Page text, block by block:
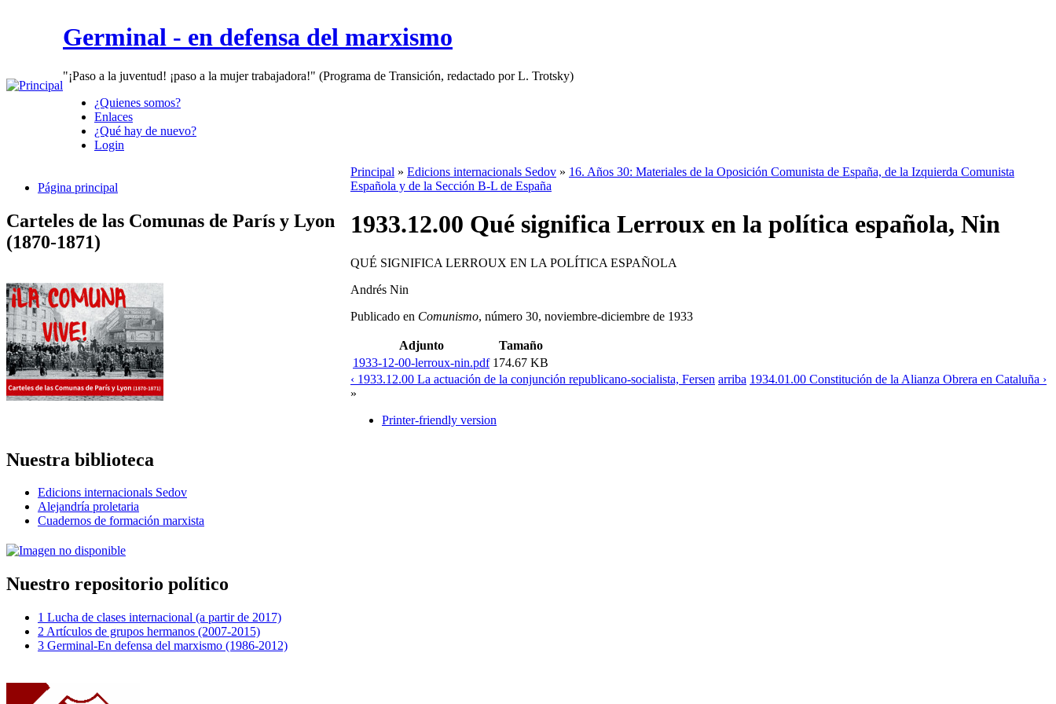
Germinal - en defensa del marxismo
"¡Paso a la juventud! ¡paso a la mujer trabajadora!" (Programa de Transición, redactado por L. Trotsky)
¿Quienes somos?
Enlaces
¿Qué hay de nuevo?
Login
Página principal
Carteles de las Comunas de París y Lyon
(1870-1871)
Nuestra biblioteca
Edicions internacionals Sedov
Alejandría proletaria
Cuadernos de formación marxista
Nuestro repositorio político
1 Lucha de clases internacional (a partir de 2017)
2 Artículos de grupos hermanos (2007-2015)
3 Germinal-En defensa del marxismo (1986-2012)
Principal » Edicions internacionals Sedov » 16. Años 30: Materiales de la Oposición Comunista de España, de la Izquierda Comunista
Española y de la Sección B-L de España
1933.12.00 Qué significa Lerroux en la política española, Nin
QUÉ SIGNIFICA LERROUX EN LA POLÍTICA ESPAÑOLA
Andrés Nin
Publicado en Comunismo, número 30, noviembre-diciembre de 1933
Adjunto
Tamaño
1933-12-00-lerroux-nin.pdf 174.67 KB
‹ 1933.12.00 La actuación de la conjunción republicano-socialista, Fersen arriba 1934.01.00 Constitución de la Alianza Obrera en Cataluña ›
»
Printer-friendly version